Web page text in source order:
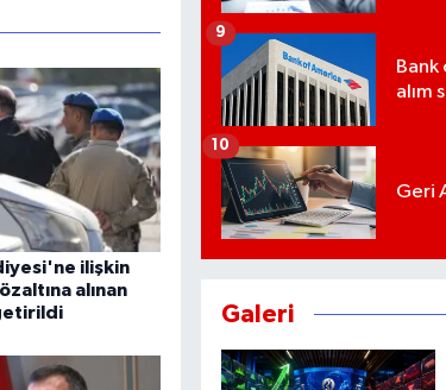
ilişkin
alınan
Bank
alım
9
Geri
10
Galeri